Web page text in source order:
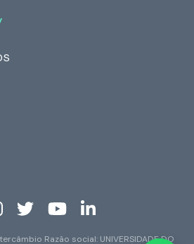
Razão social: UNIVERSIDADE DO